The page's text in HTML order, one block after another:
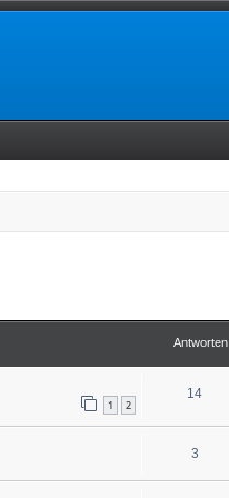
Antworten
1 2
14
3